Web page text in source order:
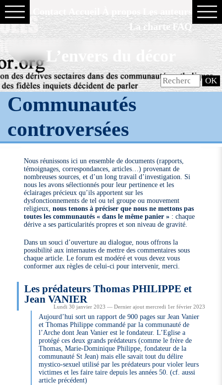
La charte FAQ
L’envers du décor
Communautés
controversées
Nous réunissons ici un ensemble de documents (rapports,
témoignages, correspondances, articles…) provenant de
nombreuses sources, et d’un long travail d’investigation. Si
nous les avons sélectionnés pour leur pertinence et les
éclairages précieux qu’ils apportent sur les
dysfonctionnements de tel ou tel groupe ou mouvement
religieux,nous tenons à préciser que nous ne mettons pas
toutes les communautés « dans le même panier » : chaque
dérive a ses particularités propres et son niveau de gravité.
Dans un souci d’ouverture au dialogue, nous offrons la
possibilité aux internautes de mettre des commentaires sous
chaque article. Le forum est modéré et vous devez vous
conformer aux règles de celui-ci pour intervenir, merci.
Les prédateurs Thomas PHILIPPE et
Jean VANIER
Lundi 30 janvier 2023 — Dernier ajout mercredi 1er février 2023
Aujourd’hui sort un rapport de 900 pages sur Jean Vanier
et Thomas Philippe commandé par la communauté de
l’Arche dont Jean Vanier est le fondateur. L’Eglise a
protégé ces deux grands prédateurs (comme le frère de
Thomas, Marie-Dominique Philippe, fondateur de la
communauté St Jean) mais elle savait tout du délire
mystico-sexuel utilisé par les prédateurs pour violer leurs
victimes et les faire taire depuis les années 50. (cf. aussi
article précédent)